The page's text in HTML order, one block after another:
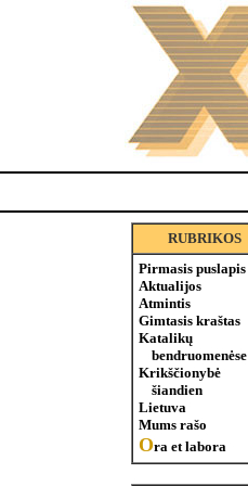
RUBRIKOS
Pirmasis puslapis
Aktualijos
Atmintis
Gimtasis kraštas
Katalikų
bendruomenėse
Krikščionybė
šiandien
Lietuva
Mums rašo
Ora et labora